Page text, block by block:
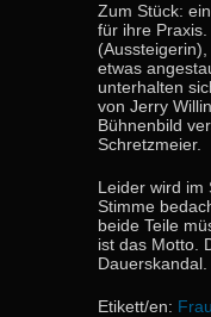
Zum Stück:
für ihre
etwas
unterhalten
von Jerry
Bühnenbild
Schretzmeier.
Leider wird im
Stimme
beide Teile
ist das Motto.
Dauerskandal.
Etikett/en: